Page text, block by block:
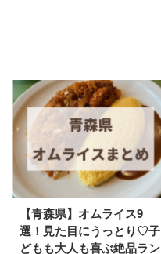
【青森県】オムライス9
選！見た目にうっとり♡子
どもも大人も喜ぶ絶品ラン